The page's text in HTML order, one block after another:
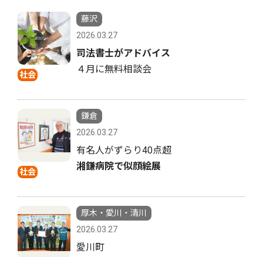
社会
藤沢
2026.03.27
司法書士がアドバイス
４月に無料相談会
社会
鎌倉
2026.03.27
有名人がずらり40点超
湘鎌病院で似顔絵展
厚木・愛川・清川
2026.03.27
愛川町